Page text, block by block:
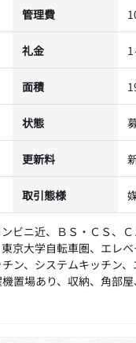
管理費
礼金
面積
状態
更新料
取引態様
ビニ近、ＢＳ・ＣＳ、
京大学自転車圏、エレ
ン、システムキッチン
置場あり、収納、角部